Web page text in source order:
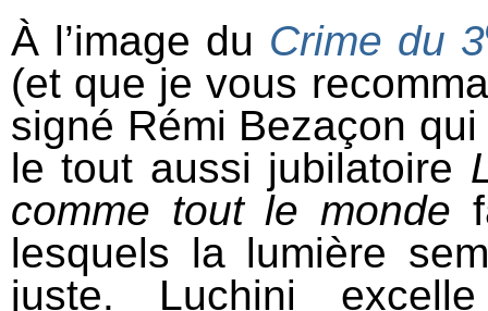
À l’image du Crime du 3
(et que je vous
signé Rémi Bezaçon
le tout aussi jubilatoire
comme tout le monde
lesquels la lumière
juste. Luchini